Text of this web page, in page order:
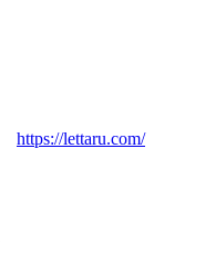
https://lettaru.com/